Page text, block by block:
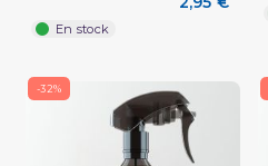
En stock
-32%